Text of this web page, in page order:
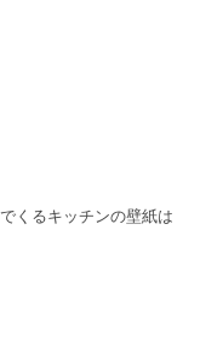
くるキッチンの壁紙は